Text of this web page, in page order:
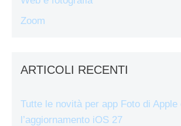
Zoom
ARTICOLI RECENTI
Tutte le novità per app Foto di Apple
l’aggiornamento iOS 27